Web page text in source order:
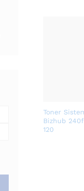
Toner
Bizhub
120